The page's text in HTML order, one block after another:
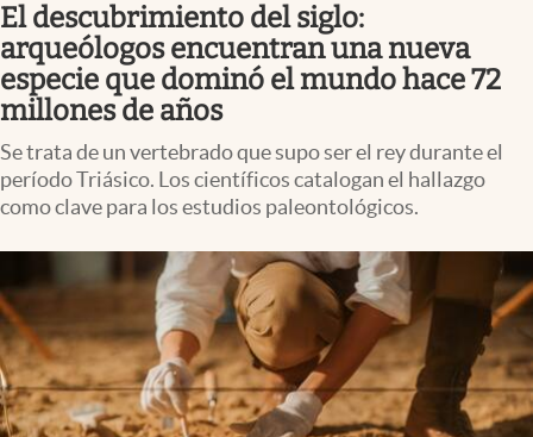
El descubrimiento del siglo:
arqueólogos encuentran una nueva
especie que dominó el mundo hace 72
millones de años
Se trata de un vertebrado que supo ser el rey durante el
período Triásico. Los científicos catalogan el hallazgo
como clave para los estudios paleontológicos.